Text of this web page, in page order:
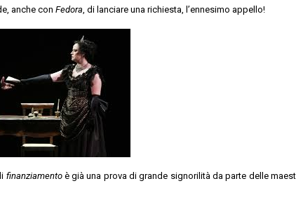
anche con Fedora, di lanciare una richiesta, l’ennesimo appello!
finanziamentoè già una prova di grande signorilità da parte delle